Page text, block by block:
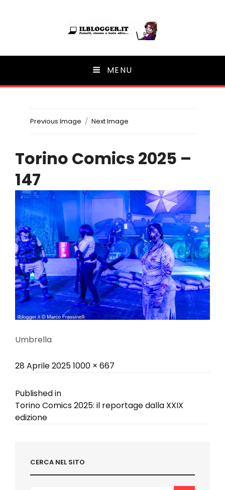
Ilblogger.it
Il portalino di blog | MENU
Previous Image Next Image
Torino Comics 2025 –
147
Umbrella
Posted
28 Aprile 2025Full
1000 × 667
Navigazione
articoli
Published in
Torino Comics 2025: il reportage dalla XXIX
edizione
CERCA NEL SITO